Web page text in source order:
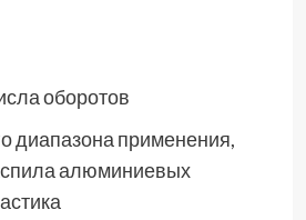
оборотов
диапазона применения,
алюминиевых